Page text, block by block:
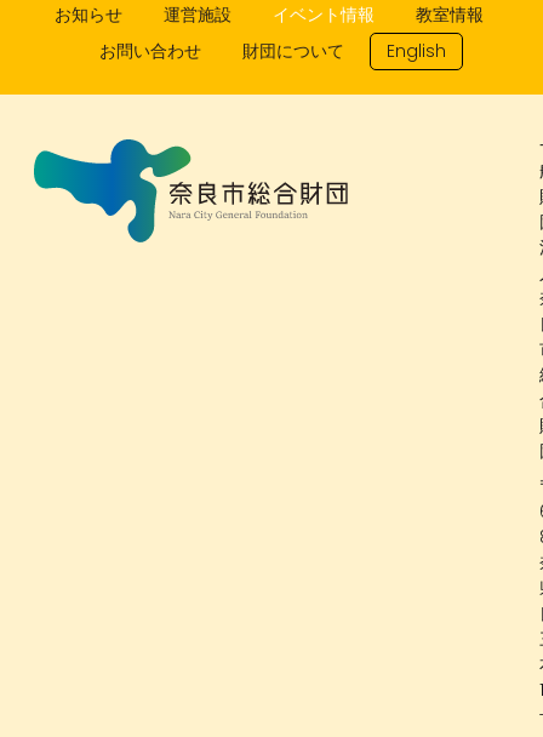
お知らせ 運営施設 イベント情報
教室情報
お問い合わせ
財団について English